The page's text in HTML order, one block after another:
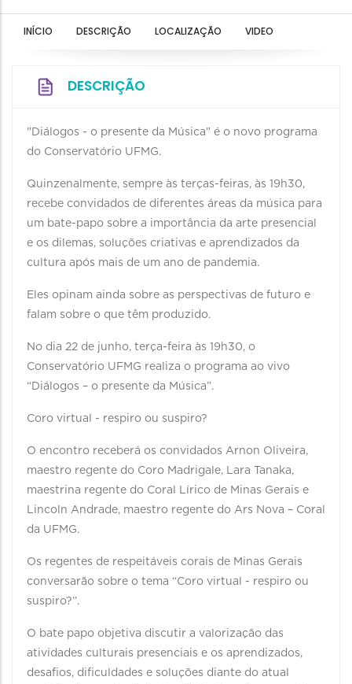
INÍCIO DESCRIÇÃO LOCALIZAÇÃO VIDEO
DESCRIÇÃO
"Diálogos - o presente da Música" é o novo programa
do Conservatório UFMG.
Quinzenalmente, sempre às terças-feiras, às 19h30,
recebe convidados de diferentes áreas da música para
um bate-papo sobre a importância da arte presencial
e os dilemas, soluções criativas e aprendizados da
cultura após mais de um ano de pandemia.
Eles opinam ainda sobre as perspectivas de futuro e
falam sobre o que têm produzido.
No dia 22 de junho, terça-feira às 19h30, o
Conservatório UFMG realiza o programa ao vivo
“Diálogos – o presente da Música”.
Coro virtual - respiro ou suspiro?
O encontro receberá os convidados Arnon Oliveira,
maestro regente do Coro Madrigale, Lara Tanaka,
maestrina regente do Coral Lírico de Minas Gerais e
Lincoln Andrade, maestro regente do Ars Nova – Coral
da UFMG.
Os regentes de respeitáveis corais de Minas Gerais
conversarão sobre o tema “Coro virtual - respiro ou
suspiro?”.
O bate papo objetiva discutir a valorização das
atividades culturais presenciais e os aprendizados,
desafios, dificuldades e soluções diante do atual